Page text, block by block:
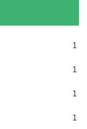
1
1
1
1